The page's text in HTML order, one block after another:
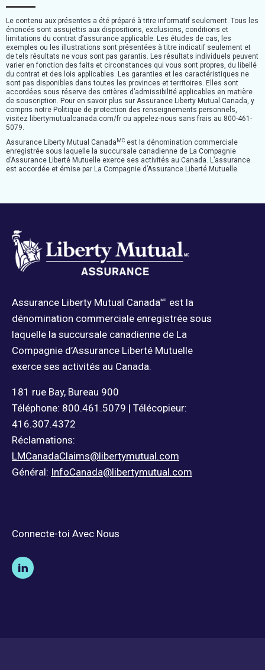
Le contenu aux présentes a été préparé à titre informatif seulement. Tous les
énoncés sont assujettis aux dispositions, exclusions, conditions et
limitations du contrat d’assurance applicable. Les études de cas, les
exemples ou les illustrations sont présentées à titre indicatif seulement et
de tels résultats ne vous sont pas garantis. Les résultats individuels peuvent
varier en fonction des faits et circonstances qui vous sont propres, du libellé
du contrat et des lois applicables. Les garanties et les caractéristiques ne
sont pas disponibles dans toutes les provinces et territoires. Elles sont
accordées sous réserve des critères d’admissibilité applicables en matière
de souscription. Pour en savoir plus sur Assurance Liberty Mutual Canada, y
compris notre Politique de protection des renseignements personnels,
visitez libertymutualcanada.com/fr ou appelez-nous sans frais au 800-461-
5079.
Assurance Liberty Mutual Canada MC est la dénomination commerciale
enregistrée sous laquelle la succursale canadienne de La Compagnie
d’Assurance Liberté Mutuelle exerce ses activités au Canada. L’assurance
est accordée et émise par La Compagnie d’Assurance Liberté Mutuelle.
Assurance Liberty Mutual Canada🅪 est la
dénomination commerciale enregistrée sous
laquelle la succursale canadienne de La
Compagnie d’Assurance Liberté Mutuelle
exerce ses activités au Canada.
181 rue Bay, Bureau 900
Téléphone: 800.461.5079 | Télécopieur:
416.307.4372
Réclamations:
LMCanadaClaims@libertymutual.com
Général: InfoCanada@libertymutual.com
Connecte-toi Avec Nous